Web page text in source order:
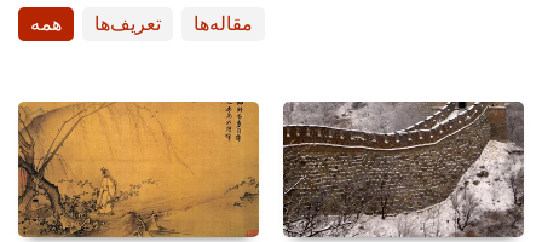
همه تعریف‌ها مقاله‌ها